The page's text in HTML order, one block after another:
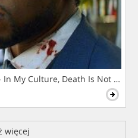
My Culture, Death Is Not The
więcej